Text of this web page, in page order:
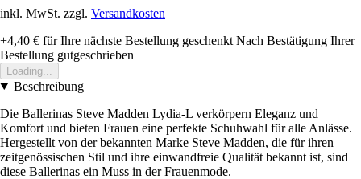
inkl. MwSt. zzgl. Versandkosten
+4,40 € für Ihre nächste Bestellung geschenkt Nach Bestätigung Ihrer
Bestellung gutgeschrieben
Loading...
Beschreibung
Die Ballerinas Steve Madden Lydia-L verkörpern Eleganz und
Komfort und bieten Frauen eine perfekte Schuhwahl für alle Anlässe.
Hergestellt von der bekannten Marke Steve Madden, die für ihren
zeitgenössischen Stil und ihre einwandfreie Qualität bekannt ist, sind
diese Ballerinas ein Muss in der Frauenmode.